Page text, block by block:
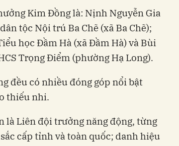
Kim Đồng là: Nịnh Nguyễn Gia
tộc Nội trú Ba Chẽ (xã Ba Chẽ);
học Đầm Hà (xã Đầm Hà) và Bùi
Trọng Điểm (phường Hạ Long).
đều có nhiều đóng góp nổi bật
thiếu nhi.
là Liên đội trưởng năng động, từng
cấp tỉnh và toàn quốc; danh hiệu